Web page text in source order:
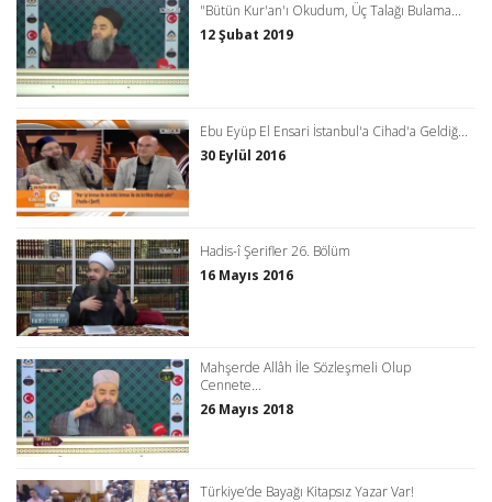
"Bütün Kur'an'ı Okudum, Üç Talağı Bulama...
12 Şubat 2019
Ebu Eyüp El Ensari İstanbul'a Cihad'a Geldiğ...
30 Eylül 2016
Hadis-î Şerifler 26. Bölüm
16 Mayıs 2016
Mahşerde Allâh İle Sözleşmeli Olup
Cennete...
26 Mayıs 2018
Türkiye’de Bayağı Kitapsız Yazar Var!